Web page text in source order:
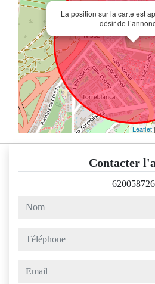
La position sur la carte est
désir de
Leaflet
Contacter
620058726
nom
téléphone
email